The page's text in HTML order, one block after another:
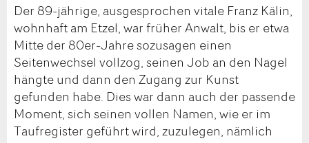
Der 89-jährige, ausgesprochen vitale Franz Kälin,
wohnhaft am Etzel, war früher Anwalt, bis er etwa
Mitte der 80er-Jahre sozusagen einen
Seitenwechsel vollzog, seinen Job an den Nagel
hängte und dann den Zugang zur Kunst
gefunden habe. Dies war dann auch der passende
Moment, sich seinen vollen Namen, wie er im
Taufregister geführt wird, zuzulegen, nämlich